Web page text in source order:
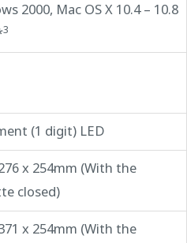
2000, Mac OS X 10.4 – 10.8
3
(1 digit) LED
x 254mm (With the
closed)
x 254mm (With the